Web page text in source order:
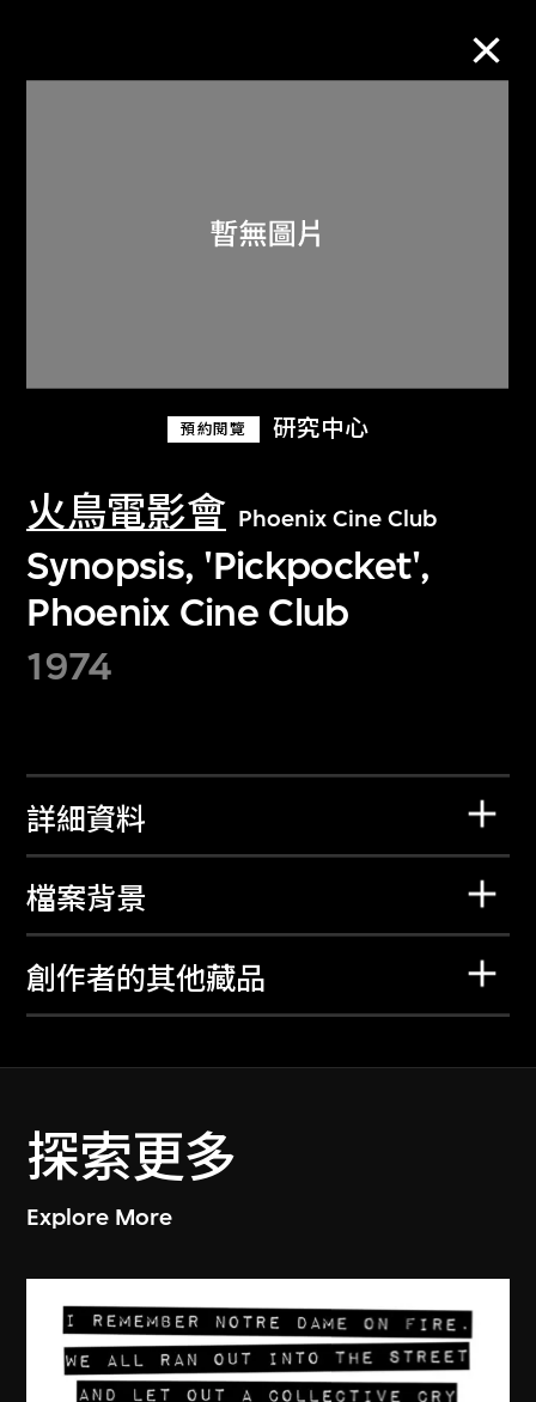
預約閱覽 研究中心
火鳥電影會 Phoenix Cine Club
Synopsis, 'Pickpocket',
Phoenix Cine Club
1974
詳細資料
檔案背景
創作者的其他藏品
探索更多
Explore More
關於M+藏品
探索世界頂級的二十及二十一世紀視覺
文化藏品。